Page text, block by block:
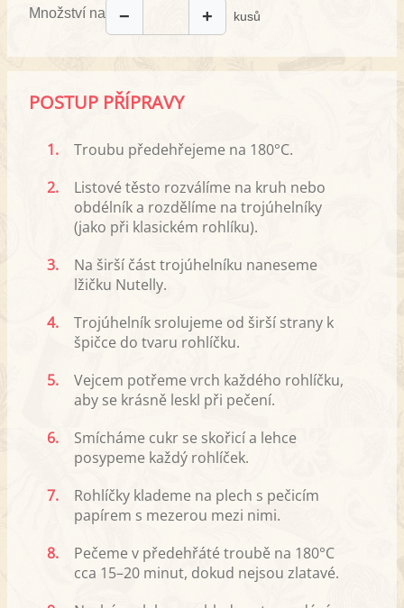
Množství na − + kusů
POSTUP PŘÍPRAVY
1.
Troubu předehřejeme na 180°C.
2.
Listové těsto rozválíme na kruh nebo
obdélník a rozdělíme na trojúhelníky
(jako při klasickém rohlíku).
3.
Na širší část trojúhelníku naneseme
lžičku Nutelly.
4.
Trojúhelník srolujeme od širší strany k
špičce do tvaru rohlíčku.
5.
Vejcem potřeme vrch každého rohlíčku,
aby se krásně leskl při pečení.
6.
Smícháme cukr se skořicí a lehce
posypeme každý rohlíček.
7.
Rohlíčky klademe na plech s pečicím
papírem s mezerou mezi nimi.
8.
Pečeme v předehřáté troubě na 180°C
cca 15–20 minut, dokud nejsou zlatavé.